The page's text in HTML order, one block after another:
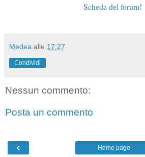
Scheda del forum!
Medea alle 17:27
Condividi
Nessun commento:
Posta un commento
‹ Home page